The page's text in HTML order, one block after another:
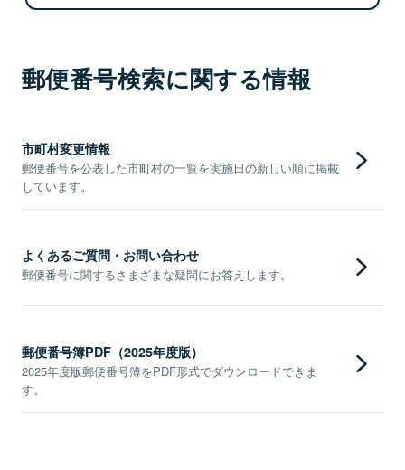
郵便番号検索に関する情報
市町村変更情報
郵便番号を公表した市町村の一覧を実施日の新しい順に掲載
しています。
よくあるご質問・お問い合わせ
郵便番号に関するさまざまな疑問にお答えします。
郵便番号簿PDF（2025年度版）
2025年度版郵便番号簿をPDF形式でダウンロードできま
す。